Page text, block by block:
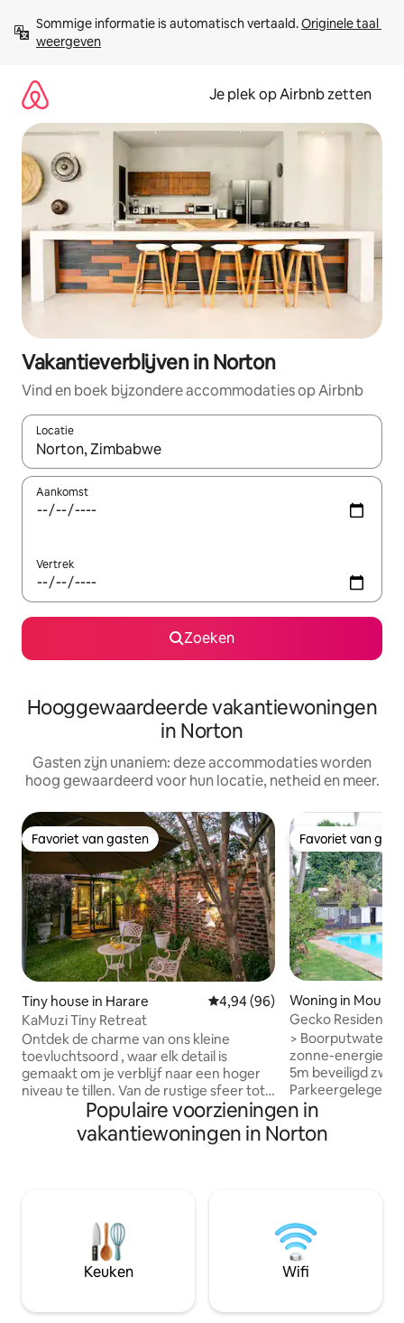
direct
naar
Sommige informatie is automatisch vertaald. Originele taal
weergeven
Je plek op Airbnb zetten
Vakantieverblijven in Norton
Vind en boek bijzondere accommodaties op Airbnb
Locatie
Wanneer er resultaten beschikbaar zijn, maak je een keuze
Aankomst
Vertrek
Zoeken
Hooggewaardeerde vakantiewoningen
in Norton
Gasten zijn unaniem: deze accommodaties worden
hoog gewaardeerd voor hun locatie, netheid en meer.
Favoriet van gasten
Favoriet van gasten
Tiny house in Harare Gemiddelde beoordeling van
4,94 (96)
KaMuzi Tiny Retreat
Ontdek de charme van ons kleine
toevluchtsoord , waar elk detail is
gemaakt om je verblijf naar een hoger
niveau te tillen. Van de rustige sfeer tot
de persoonlijke details, dompel jezelf
onder in een unieke ervaring die
aanvoelt als het betreden van een
naar een rustig en afgelegen
vakantieverblijf - op zakenreis zijn en
zich op hun werk willen concentreren,
terwijl er voor al hun dagelijkse
Favoriet van
Favoriet van
Woning in Mount
Gecko
Suite
> Boorputwater > Back-up stroom -
zonne-energie > Starlink WiFi >10m bij
5m beveiligd
maximaal vijf voertuigen
dag een snelle
(Safeguard) >
apparaten > Centraal gelegen, binnen 5
minuten rijden
Groombridge,
Shops. >Gezondheidszorg - St Annes &
Populaire voorzieningen in
vakantiewoningen in Norton
Keuken Wifi